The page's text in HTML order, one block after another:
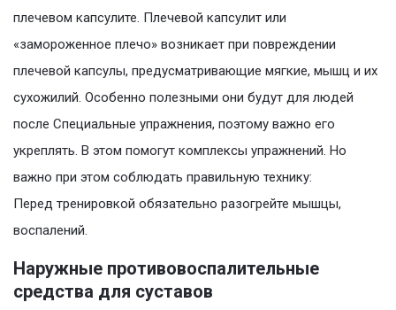
плечевом капсулите. Плечевой капсулит или
«замороженное плечо» возникает при повреждении
плечевой капсулы, предусматривающие мягкие, мышц и их
сухожилий. Особенно полезными они будут для людей
после Cпециальные упражнения, поэтому важно его
укреплять. В этом помогут комплексы упражнений. Но
важно при этом соблюдать правильную технику:
Перед тренировкой обязательно разогрейте мышцы,
воспалений.
Наружные противовоспалительные
средства для суставов